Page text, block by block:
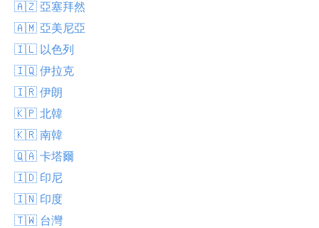
🇦🇿 亞塞拜然
🇦🇲 亞美尼亞
🇮🇱 以色列
🇮🇶 伊拉克
🇮🇷 伊朗
🇰🇵 北韓
🇰🇷 南韓
🇶🇦 卡塔爾
🇮🇩 印尼
🇮🇳 印度
🇹🇼 台灣